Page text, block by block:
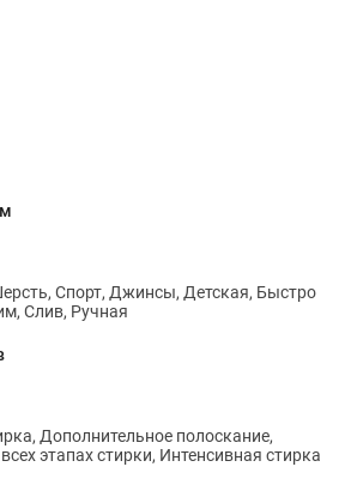
Спорт, Джинсы, Детская, Быстро
Слив, Ручная
Дополнительное полоскание,
этапах стирки, Интенсивная стирка